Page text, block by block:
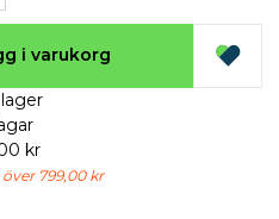
i varukorg
kr
799,00 kr